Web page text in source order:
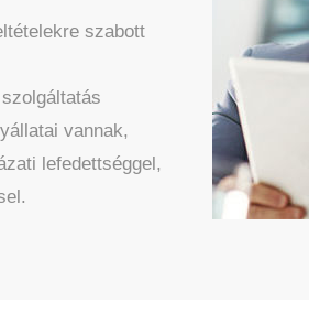
szabott
vannak,
lefedettséggel,